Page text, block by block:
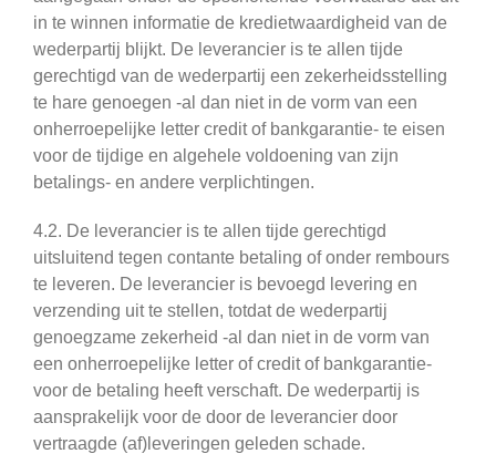
in te winnen informatie de kredietwaardigheid van de
wederpartij blijkt. De leverancier is te allen tijde
gerechtigd van de wederpartij een zekerheidsstelling
te hare genoegen -al dan niet in de vorm van een
onherroepelijke letter credit of bankgarantie- te eisen
voor de tijdige en algehele voldoening van zijn
betalings- en andere verplichtingen.
4.2. De leverancier is te allen tijde gerechtigd
uitsluitend tegen contante betaling of onder rembours
te leveren. De leverancier is bevoegd levering en
verzending uit te stellen, totdat de wederpartij
genoegzame zekerheid -al dan niet in de vorm van
een onherroepelijke letter of credit of bankgarantie-
voor de betaling heeft verschaft. De wederpartij is
aansprakelijk voor de door de leverancier door
vertraagde (af)leveringen geleden schade.